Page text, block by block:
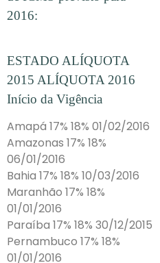
2016:
ESTADO ALÍQUOTA
2015 ALÍQUOTA 2016
Início da Vigência
Amapá 17% 18% 01/02/2016
Amazonas 17% 18%
06/01/2016
Bahia 17% 18% 10/03/2016
Maranhão 17% 18%
01/01/2016
Paraíba 17% 18% 30/12/2015
Pernambuco 17% 18%
01/01/2016